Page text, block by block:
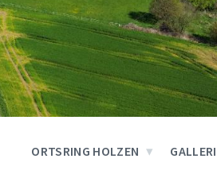
ORTSRING HOLZEN